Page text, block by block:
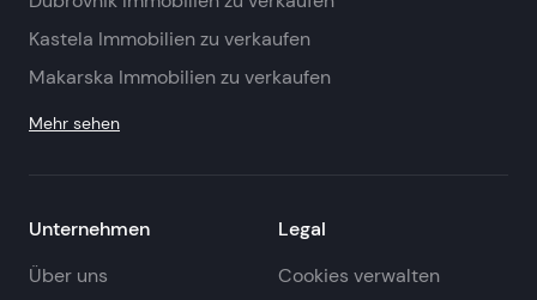
Kastela Immobilien zu verkaufen
Makarska Immobilien zu verkaufen
Mehr sehen
Unternehmen
Über uns
Legal
Cookies verwalten